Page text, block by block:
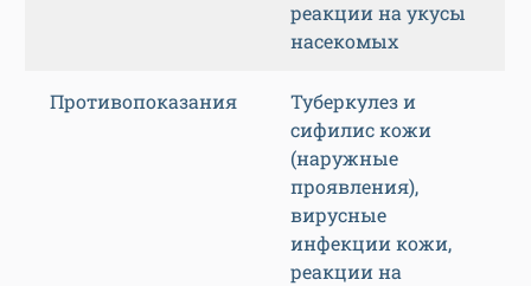
реакции на укусы
насекомых
Противопоказания
Туберкулез и
сифилис кожи
(наружные
проявления),
вирусные
инфекции кожи,
реакции на